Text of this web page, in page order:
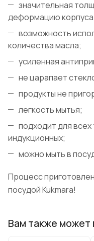
значительная
деформацию
возможность
количества масла;
усиленная
не царапает
продукты не
легкость мытья;
подходит для
индукционных;
можно мыть в
Процесс
посудой Kukmara!
Вам также может